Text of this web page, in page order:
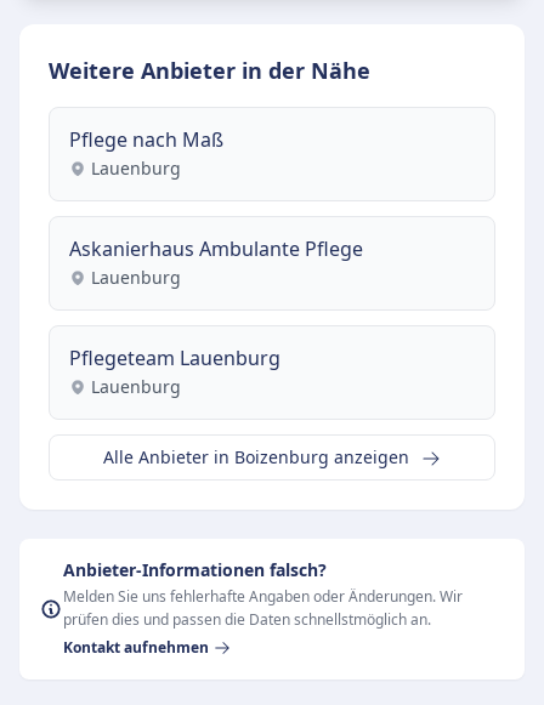
Weitere Anbieter in der Nähe
Pflege nach Maß
Lauenburg
Askanierhaus Ambulante Pflege
Lauenburg
Pflegeteam Lauenburg
Lauenburg
Alle Anbieter in Boizenburg anzeigen
Anbieter-Informationen falsch?
Melden Sie uns fehlerhafte Angaben oder Änderungen. Wir
prüfen dies und passen die Daten schnellstmöglich an.
Kontakt aufnehmen